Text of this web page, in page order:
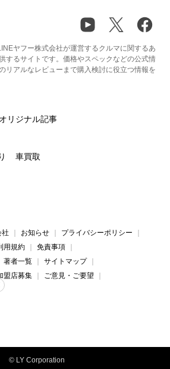
ヤフー株式会社が運営するクルマに関するあ
するサイトです。価格やスペックなどの公式情
リアルなレビューまで購入検討に役立つ情報を
オリジナル記事
車買取
社 お知らせ
プライバシーポリシー
用規約
免責事項
著者一覧
サイトマップ
盟店募集
ご意見・ご要望
© LY Corporation